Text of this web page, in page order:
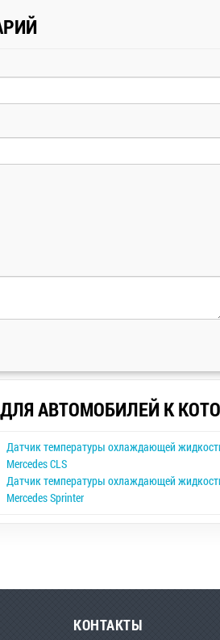
АВТОМОБИЛЕЙ К
Датчик температуры охлаждающей
Mercedes CLS
Датчик температуры охлаждающей
Mercedes Sprinter
КОНТАКТЫ